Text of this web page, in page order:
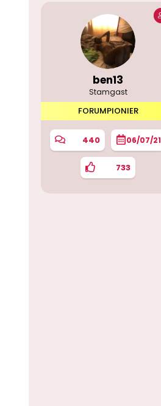
ben13
Stamgast
FORUMPIONIER
440 06/07/21
733